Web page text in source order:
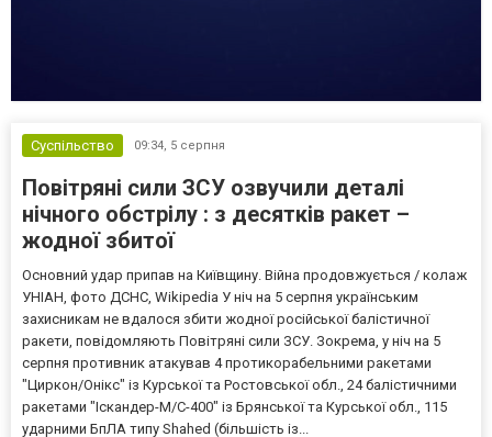
Суспільство 09:34, 5 серпня
Повітряні сили ЗСУ озвучили деталі
нічного обстрілу : з десятків ракет –
жодної збитої
Основний удар припав на Київщину. Війна продовжується / колаж
УНІАН, фото ДСНС, Wikipedia У ніч на 5 серпня українським
захисникам не вдалося збити жодної російської балістичної
ракети, повідомляють Повітряні сили ЗСУ. Зокрема, у ніч на 5
серпня противник атакував 4 протикорабельними ракетами
"Циркон/Онікс" із Курської та Ростовської обл., 24 балістичними
ракетами "Іскандер-М/С-400" із Брянської та Курської обл., 115
ударними БпЛА типу Shahed (більшість із...